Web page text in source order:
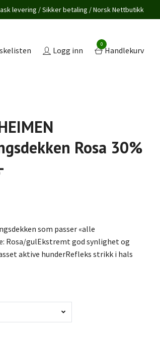
levering / Sikker betaling / Norsk Nettbutikk
Logg inn
0
Handlekurv
Rosa 30%
som passer «alle
Rosa/gulEkstremt god synlighet og
aktive hunderRefleks strikk i hals